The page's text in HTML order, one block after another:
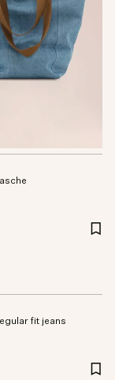
fit jeans